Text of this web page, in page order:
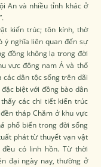
An và nhiều tỉnh khác ở
kiến trúc; tôn kính, thờ
ý nghĩa liên quan đến sự
đồng không lạ trong đời
vực đông nam Á và thổ
các dân tộc sống trên dãi
biệt với đồng bào dân
các chi tiết kiến trúc
tháp Chăm ở khu vực
phổ biến trong đời sống
phát từ thuyết vạn vật
có linh hồn. Từ thời
đại ngày nay, thường ở